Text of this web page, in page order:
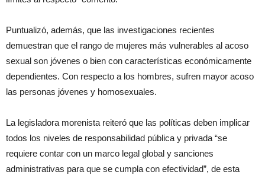
Puntualizó, además, que las investigaciones recientes
demuestran que el rango de mujeres más vulnerables al acoso
sexual son jóvenes o bien con características económicamente
dependientes. Con respecto a los hombres, sufren mayor acoso
las personas jóvenes y homosexuales.
La legisladora morenista reiteró que las políticas deben implicar
todos los niveles de responsabilidad pública y privada “se
requiere contar con un marco legal global y sanciones
administrativas para que se cumpla con efectividad”, de esta